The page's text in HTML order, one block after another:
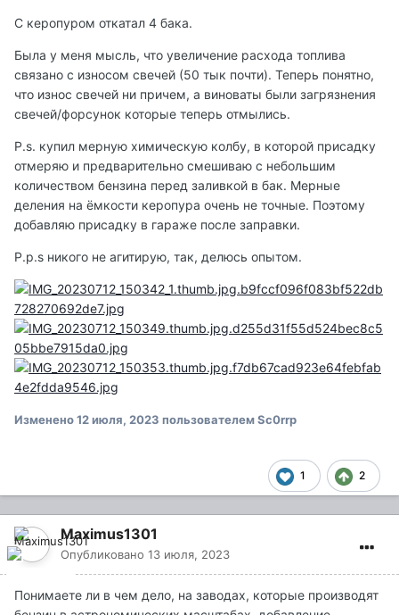
и более. Резину ещё не менял. Так что можно сказать,
С керопуром откатал 4 бака.
Была у меня мысль, что увеличение расхода топлива
связано с износом свечей (50 тык почти). Теперь понятно,
что износ свечей ни причем, а виноваты были загрязнения
свечей/форсунок которые теперь отмылись.
P.s. купил мерную химическую колбу, в которой присадку
отмеряю и предварительно смешиваю с небольшим
количеством бензина перед заливкой в бак. Мерные
деления на ёмкости керопура очень не точные. Поэтому
добавляю присадку в гараже после заправки.
P.p.s никого не агитирую, так, делюсь опытом.
Изменено12 июля, 2023 пользователем Sc0rrp
1 2
Maximus1301
Опубликовано 13 июля, 2023
Понимаете ли в чем дело, на заводах, которые производят